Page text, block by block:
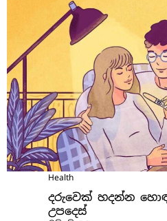
Health
දරුවෙක් හදන්න
උපදෙස්